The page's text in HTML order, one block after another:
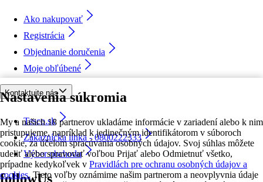
Nastavenia súkromia
My a našich 18 partnerov ukladáme informácie v zariadení alebo k nim
pristupujeme, napríklad k jedinečným identifikátorom v súboroch
cookie, za účelom spracúvania osobných údajov. Svoj súhlas môžete
udeliť alebo spravovať voľbou Prijať alebo Odmietnuť všetko,
prípadne kedykoľvek v Pravidlách pre ochranu osobných údajov a
cookies. Tieto voľby oznámime našim partnerom a neovplyvnia údaje
Ako nakupovať
Registrácia
Objednanie doručenia
Moje obľúbené
Kontaktujte nás
Tesco.sk
Zákaznícka linka - 0800222333
Výber obchodu
followUs